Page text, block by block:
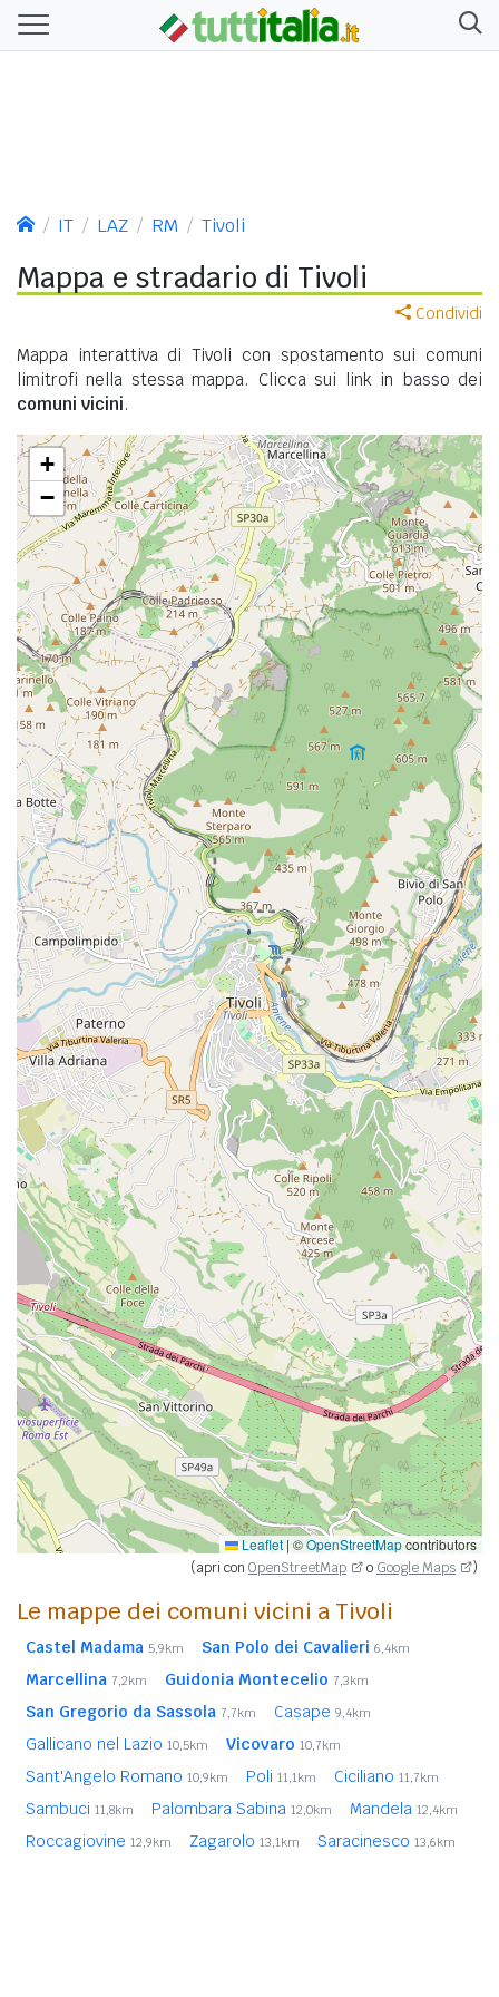
IT LAZ RM Tivoli
Mappa e stradario di Tivoli
Condividi
Mappa interattiva di Tivoli con spostamento sui comuni
limitrofi nella stessa mappa. Clicca sui link in basso dei
comuni vicini.
+
−
Leaflet | ©OpenStreetMapcontributors
(apri con OpenStreetMap o Google Maps )
Le mappe dei comuni vicini a Tivoli
Castel Madama 5,9km San Polo dei Cavalieri 6,4km
Marcellina 7,2km Guidonia Montecelio 7,3km
San Gregorio da Sassola 7,7km Casape 9,4km
Gallicano nel Lazio 10,5km Vicovaro 10,7km
Sant'Angelo Romano 10,9km Poli 11,1km Ciciliano 11,7km
Sambuci 11,8km Palombara Sabina 12,0km Mandela 12,4km
Roccagiovine 12,9km Zagarolo 13,1km Saracinesco 13,6km